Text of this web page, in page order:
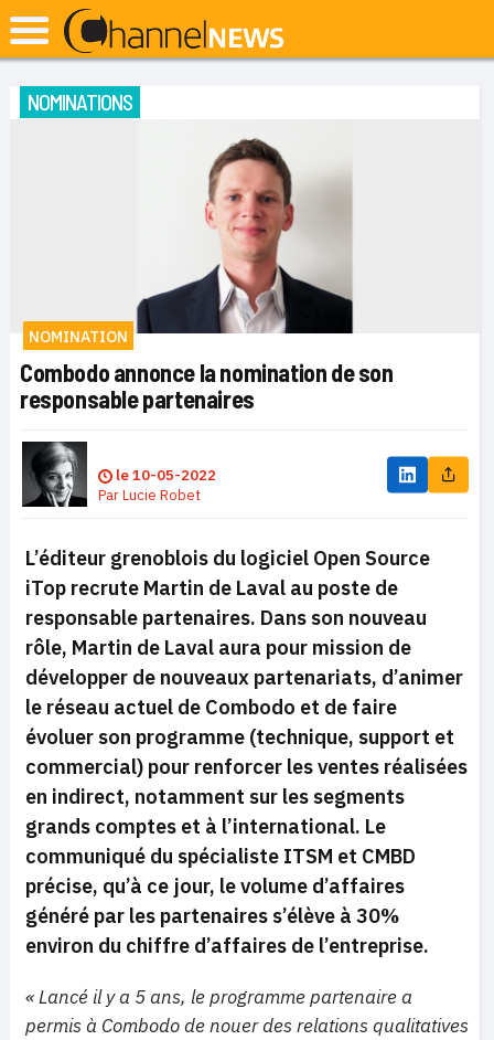
NOMINATIONS
NOMINATION
Combodo annonce la nomination de son
responsable partenaires
le10-05-2022
ParLucie Robet
L’éditeur grenoblois du logiciel Open Source
iTop recrute Martin de Laval au poste de
responsable partenaires. Dans son nouveau
rôle, Martin de Laval aura pour mission de
développer de nouveaux partenariats, d’animer
le réseau actuel de Combodo et de faire
évoluer son programme (technique, support et
commercial) pour renforcer les ventes réalisées
en indirect, notamment sur les segments
grands comptes et à l’international. Le
communiqué du spécialiste ITSM et CMBD
précise, qu’à ce jour, le volume d’affaires
généré par les partenaires s’élève à 30%
environ du chiffre d’affaires de l’entreprise.
« Lancé il y a 5 ans, le programme partenaire a
permis à Combodo de nouer des relations qualitatives